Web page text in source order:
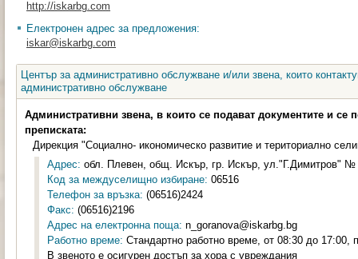
http://iskarbg.com
Електронен адрес за предложения:
iskar@iskarbg.com
Център за административно обслужване и/или звена, които
административно обслужване
Административни звена, в които се подават документите и се
преписката:
Дирекция "Социално- икономическо развитие и териториално
Адрес: обл. Плевен, общ. Искър, гр. Искър, ул."Г.Димитров" №
Код за междуселищно избиране: 06516
Телефон за връзка: (06516)2424
Факс: (06516)2196
Адрес на електронна поща: n_goranova@iskarbg.bg
Работно време: Стандартно работно време, от 08:30 до 17:00,
В звеното е осигурен достъп за хора с увреждания